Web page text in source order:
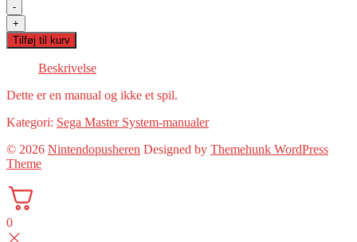
-
Sega
Master
System
Instruction
Manual
Master-
#13
antal
+
Tilføj til kurv
Beskrivelse
Dette er en manual og ikke et spil.
Kategori: Sega Master System-manualer
© 2026 Nintendopusheren Designed by Themehunk WordPress
Theme
0